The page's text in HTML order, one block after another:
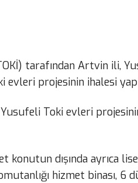
tarafından Artvin ili,
projesinin ihalesi
Toki evleri
dışında ayrıca
hizmet binası, 6